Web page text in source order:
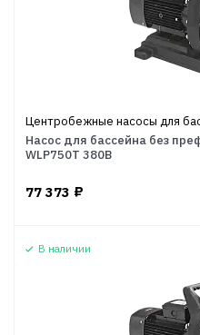
Центробежные насосы для
Насос для бассейна без
WLP750T 380В
77 373 ₽
В наличии